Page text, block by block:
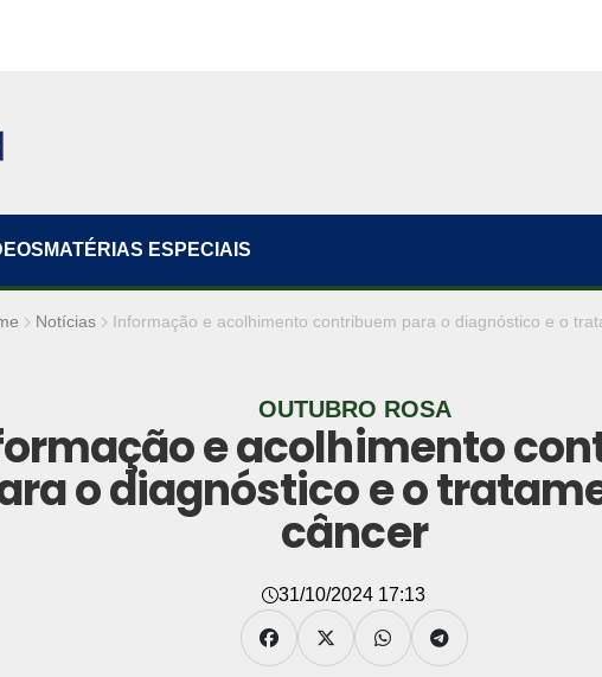
MATÉRIAS ESPECIAIS
Notícias Informação e acolhimento contribuem para o diagnóstico e o
OUTUBRO ROSA
e acolhimento
o diagnóstico e o
câncer
31/10/2024 17:13